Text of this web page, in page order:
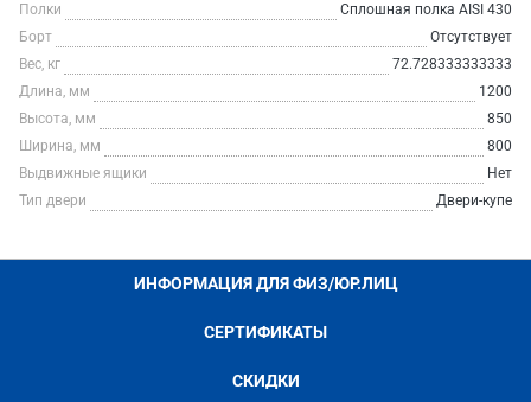
Полки
Сплошная полка AISI 430
Борт
Отсутствует
Вес, кг
72.728333333333
Длина, мм
1200
Высота, мм
850
Ширина, мм
800
Выдвижные ящики
Нет
Тип двери
Двери-купе
ИНФОРМАЦИЯ ДЛЯ ФИЗ/ЮР.ЛИЦ
СЕРТИФИКАТЫ
СКИДКИ